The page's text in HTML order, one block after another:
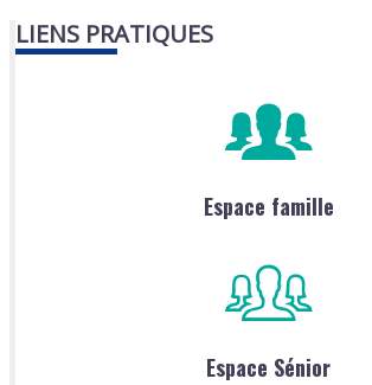
LIENS PRATIQUES
Espace famille
Espace Sénior